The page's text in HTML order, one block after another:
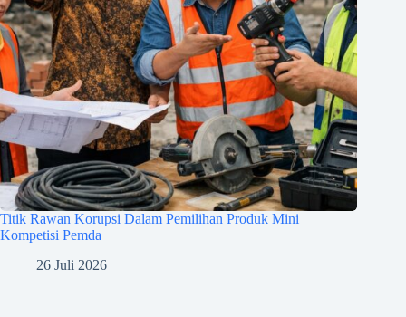
Titik Rawan Korupsi Dalam Pemilihan Produk Mini
Kompetisi Pemda
26 Juli 2026